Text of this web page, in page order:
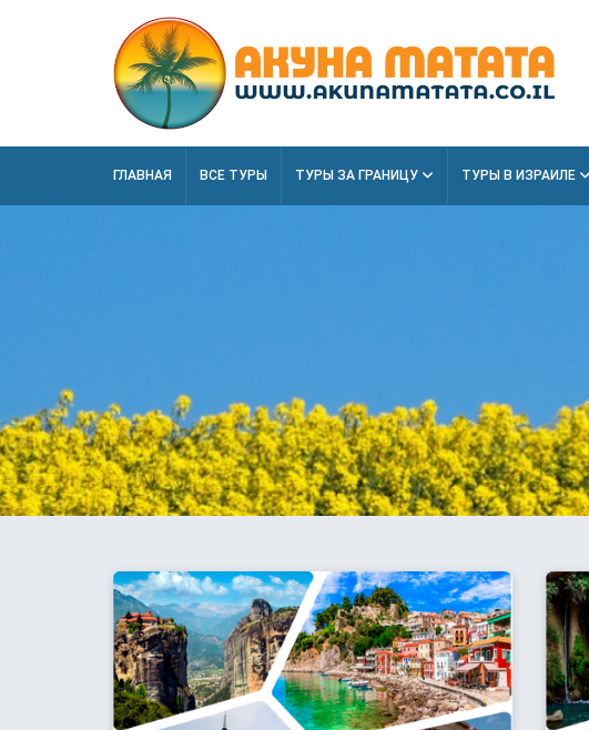
ГЛАВНАЯ ВСЕ ТУРЫ ТУРЫ ЗА ГРАНИЦУ ТУРЫ В ИЗРАИЛЕ